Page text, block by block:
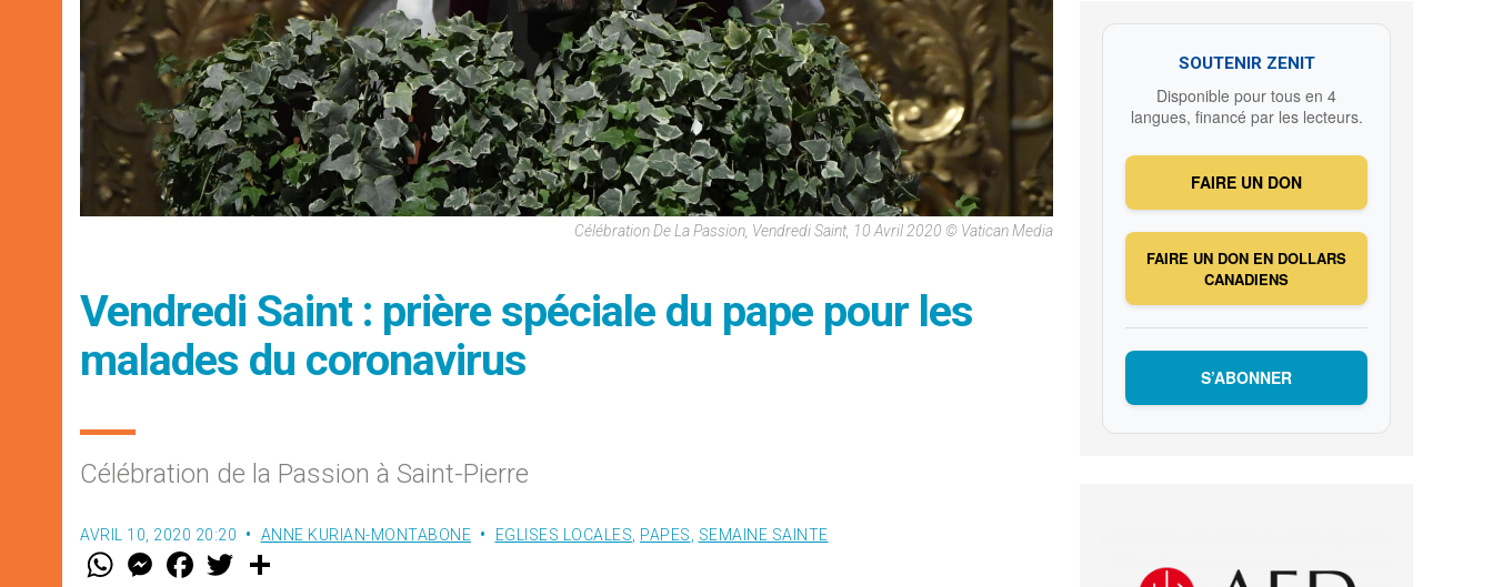
Célébration De La Passion, Vendredi Saint, 10 Avril 2020 © Vatican Media
Vendredi Saint : prière spéciale du pape pour les
malades du coronavirus
Célébration de la Passion à Saint-Pierre
AVRIL 10, 2020 20:20 ANNE KURIAN-MONTABONE EGLISES LOCALES, PAPES, SEMAINE SAINTE
W M
e
F
a w
SOUTENIR ZENIT
Disponible pour tous en 4
langues, financé par les lecteurs.
FAIRE UN DON
FAIRE UN DON EN DOLLARS
CANADIENS
S’ABONNER